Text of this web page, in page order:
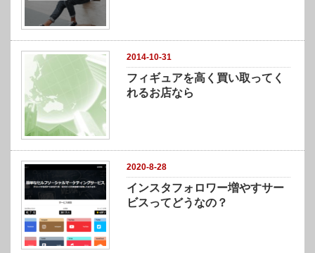
2014-10-31
フィギュアを高く買い取ってく
れるお店なら
2020-8-28
インスタフォロワー増やすサー
ビスってどうなの？